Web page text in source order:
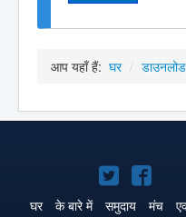
आप यहाँ हैं: घर / डाउनलोड
Joomla!
Twitter
घर के बारे में समुदाय मंच